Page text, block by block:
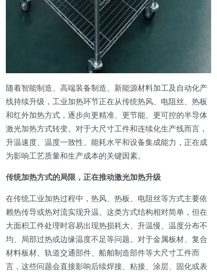
随着智能制造、高端装备制造、新能源材料加工及自动化产
线持续升级，工业加热环节正在从传统热风、电阻丝、热板
和红外加热方式，逐步向更精准、更节能、更可控的半导体
激光加热方式转变。对于大尺寸工件和连续化生产线而言，
升温速度、温度一致性、能耗水平和设备集成能力，正在成
为影响工艺质量和生产成本的关键因素。
传统加热方式的局限，正在推动激光加热升级
在传统工业加热过程中，热风、热板、电阻丝等方式主要依
赖热传导或热对流实现升温。这类方式结构相对简单，但在
大面积工件处理时容易出现热损耗大、升温慢、温度分布不
均、局部过热或边缘温度不足等问题。对于金属板材、复合
材料板材、轨道交通部件、船舶制造部件等大尺寸工件而
言，这些问题会直接影响后续焊接、粘接、涂层、固化或表